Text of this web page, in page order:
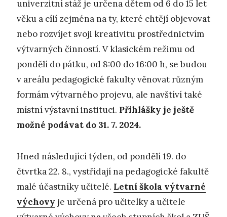
univerzitní stáž je určena dětem od 6 do 15 let
věku a cílí zejména na ty, které chtějí objevovat
nebo rozvíjet svoji kreativitu prostřednictvím
výtvarných činností. V klasickém režimu od
pondělí do pátku, od 8:00 do 16:00 h, se budou
v areálu pedagogické fakulty věnovat různým
formám výtvarného projevu, ale navštíví také
místní výstavní instituci. Přihlášky je ještě
možné podávat do 31. 7. 2024.
Hned následující týden, od pondělí 19. do
čtvrtka 22. 8., vystřídají na pedagogické fakultě
malé účastníky učitelé. Letní škola výtvarné
výchovy je určená pro učitelky a učitele